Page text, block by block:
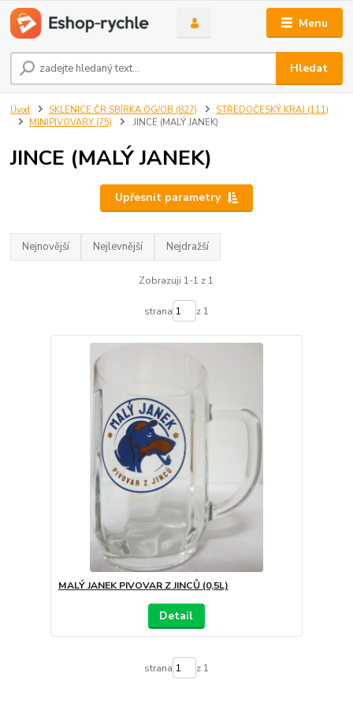
Menu
Hledat
Úvod SKLENICE ČR SBÍRKA OG/OB (827)
STŘEDOČESKÝ KRAJ (111)
MINIPIVOVARY (75)
JINCE (MALÝ JANEK)
JINCE (MALÝ JANEK)
Upřesnit parametry
Nejnovější Nejlevnější Nejdražší
Zobrazuji 1-1 z 1
strana z 1
MALÝ JANEK PIVOVAR Z JINCŮ (0,5L)
Detail
strana z 1